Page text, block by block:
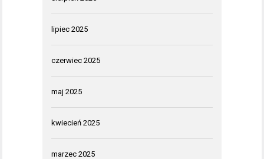
lipiec 2025
czerwiec 2025
maj 2025
kwiecień 2025
marzec 2025